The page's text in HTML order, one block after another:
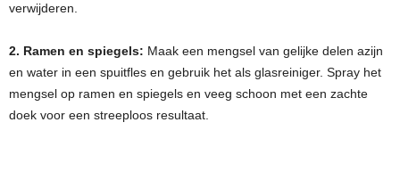
verwijderen.
2. Ramen en spiegels: Maak een mengsel van gelijke delen azijn
en water in een spuitfles en gebruik het als glasreiniger. Spray het
mengsel op ramen en spiegels en veeg schoon met een zachte
doek voor een streeploos resultaat.